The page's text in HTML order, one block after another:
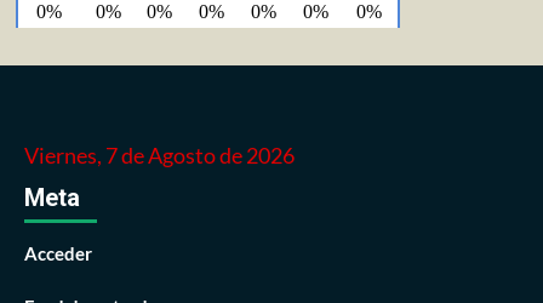
Viernes, 7 de Agosto de 2026
Meta
Acceder